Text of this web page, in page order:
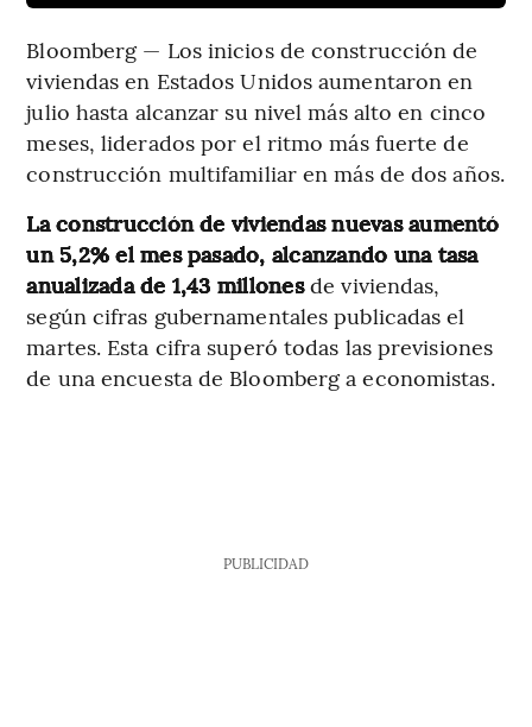
Bloomberg — Los inicios de construcción de
viviendas en Estados Unidos aumentaron en
julio hasta alcanzar su nivel más alto en cinco
meses, liderados por el ritmo más fuerte de
construcción multifamiliar en más de dos años.
La construcción de viviendas nuevas aumentó
un 5,2% el mes pasado, alcanzando una tasa
anualizada de 1,43 millonesde viviendas,
según cifras gubernamentales publicadas el
martes. Esta cifra superó todas las previsiones
de una encuesta de Bloomberg a economistas.
PUBLICIDAD